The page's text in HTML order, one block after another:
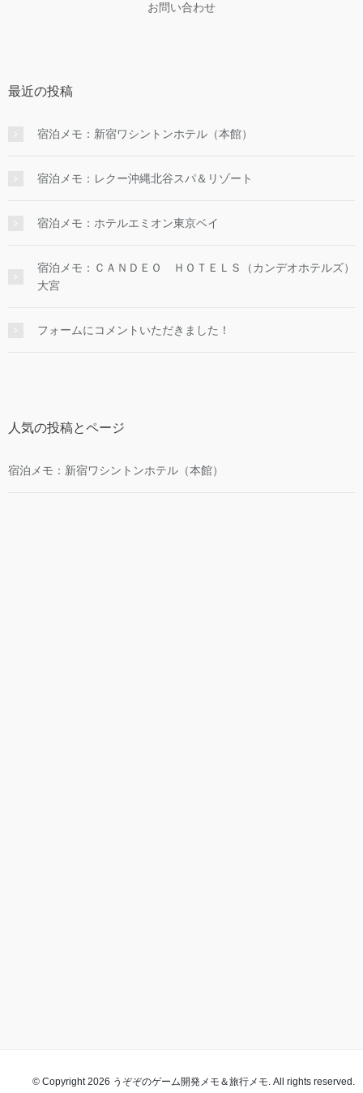
お問い合わせ
最近の投稿
宿泊メモ：新宿ワシントンホテル（本館）
宿泊メモ：レクー沖縄北谷スパ＆リゾート
宿泊メモ：ホテルエミオン東京ベイ
宿泊メモ：ＣＡＮＤＥＯ ＨＯＴＥＬＳ（カンデオホテルズ）
大宮
フォームにコメントいただきました！
人気の投稿とページ
宿泊メモ：新宿ワシントンホテル（本館）
© Copyright 2026 うぞぞのゲーム開発メモ＆旅行メモ. All rights reserved.